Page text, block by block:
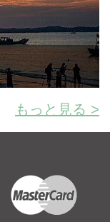
もっと見る >